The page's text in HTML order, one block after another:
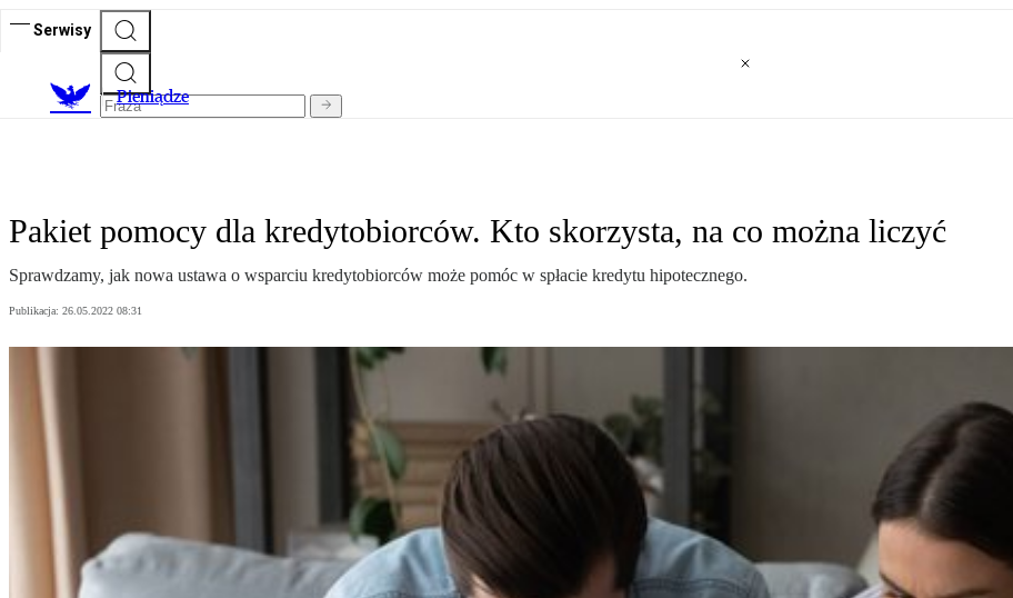
Serwisy
Pieniądze
Pakiet pomocy dla kredytobiorców. Kto skorzysta, na co można liczyć
Sprawdzamy, jak nowa ustawa o wsparciu kredytobiorców może pomóc w spłacie kredytu hipotecznego.
Publikacja: 26.05.2022 08:31